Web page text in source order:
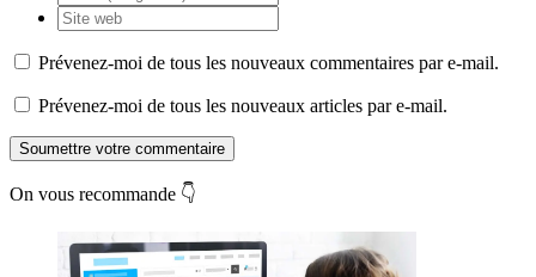
Prévenez-moi de tous les nouveaux commentaires par e-mail.
Prévenez-moi de tous les nouveaux articles par e-mail.
Soumettre votre commentaire
On vous recommande 👇